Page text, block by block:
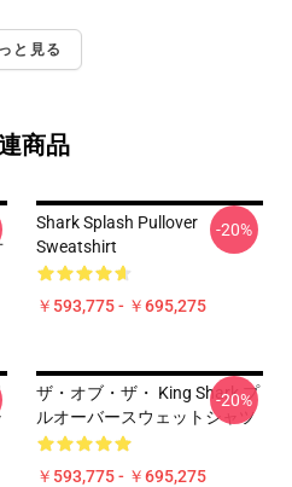
と見る
商品
Shark Splash Pullover
Sweatshirt
￥593,775 - ￥695,275
-20%
ザ・オブ・ザ・ King Shark プ
ルオーバースウェットシャツ
￥593,775 - ￥695,275
-20%